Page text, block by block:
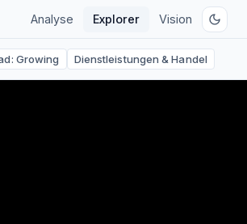
Analyse Explorer Vision
Growing Dienstleistungen & Handel